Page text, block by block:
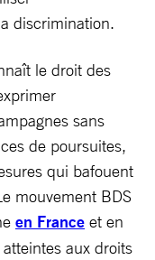
discrimination.
le droit des
sans
de poursuites,
qui bafouent
mouvement BDS
en France et en
aux droits